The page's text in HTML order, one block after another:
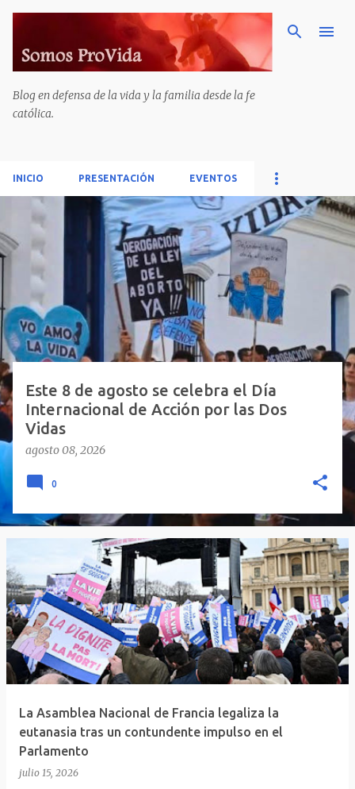
Ir al contenido principal
Blog en defensa de la vida y la familia desde la fe
católica.
INICIO PRESENTACIÓN EVENTOS
n
a
d
a
s
Este 8 de agosto se celebra el Día
Internacional de Acción por las Dos
Vidas
agosto 08, 2026
0
La Asamblea Nacional de Francia legaliza la
eutanasia tras un contundente impulso en el
Parlamento
julio 15, 2026